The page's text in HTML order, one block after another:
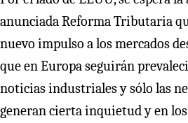
anunciada Reforma Tributaria
nuevo impulso a los mercados
que en Europa seguirán
noticias industriales y sólo las
generan cierta inquietud y en los